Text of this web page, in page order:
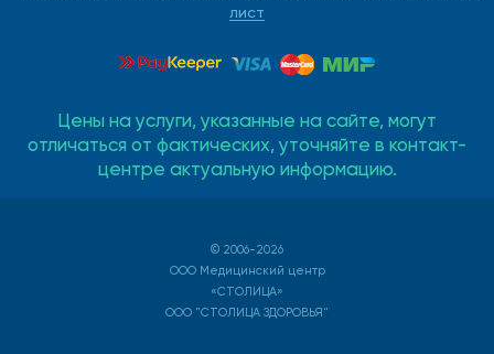
лист
Цены на услуги, указанные на сайте, могут
отличаться от фактических, уточняйте в контакт-
центре актуальную информацию.
© 2006-2026
ООО Медицинский центр
«СТОЛИЦА»
ООО "СТОЛИЦА ЗДОРОВЬЯ"